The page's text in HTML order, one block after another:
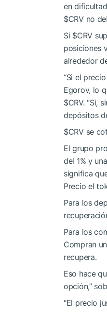
en
$CRVno
Si $CRV
posiciones
alrededor
“Si el
Egorov, lo
$CRV. “Si,
depósitos
$CRVse
El grupo
del 1% y
significa
Precio el
Para los
Para los
Compran
recupera.
Eso hace
opción,”
“El precio